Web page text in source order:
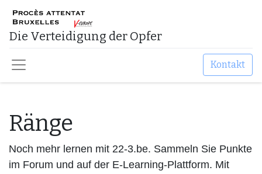
​Die Verteidigung der Opfer
Kontakt
Ränge
Noch mehr lernen mit 22-3.be. Sammeln Sie Punkte
im Forum und auf der E-Learning-Plattform. Mit